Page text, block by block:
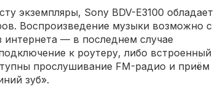
экземпляры, Sony BDV-E3100 обладает
Воспроизведение музыки возможно с
— в последнем случае
к роутеру, либо встроенный
прослушивание FM-радио и приём
зуб».